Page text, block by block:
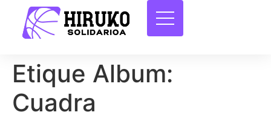
Etique Album:
Cuadra